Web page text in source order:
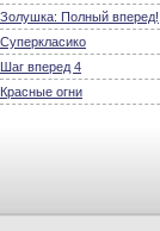
Золушка: Полный вперед!
Суперкласико
Шаг вперед 4
Красные огни